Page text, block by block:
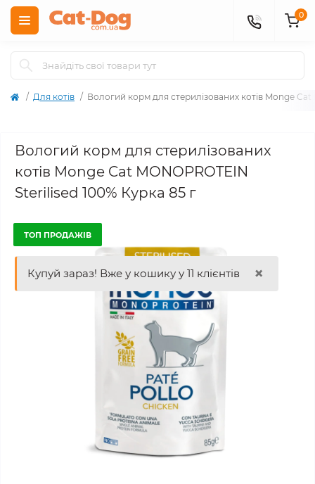
0
Для котів Вологий корм для стерилізованих котів Monge
Вологий корм для стерилізованих
котів Monge Cat MONOPROTEIN
Sterilised 100% Курка 85 г
Купуй зараз! Вже у кошику у 11 клієнтів ×
ТОП ПРОДАЖІВ